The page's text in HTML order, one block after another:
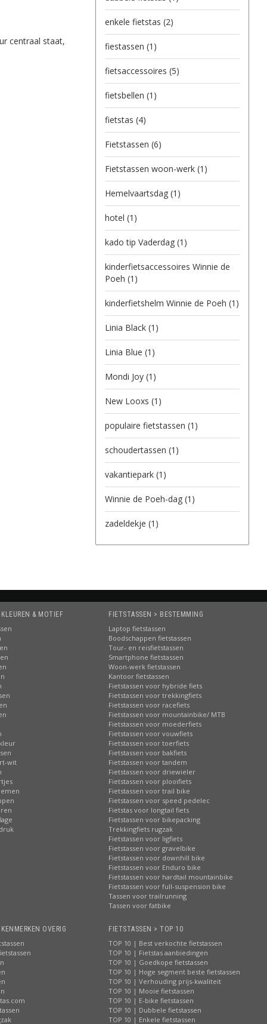
centraal staat,
enkele fietstas (2)
fiestassen (1)
fietsaccessoires (5)
fietsbellen (1)
fietstas (4)
Fietstassen (6)
Fietstassen woon-werk (1)
Hemelvaartsdag (1)
hotel (1)
kado tip Vaderdag (1)
kinderfietsaccessoires Winnie de
Poeh (1)
kinderfietshelm Winnie de Poeh (1)
Linia Black (1)
Linia Blue (1)
Mondi Joy (1)
New Looxs (1)
populaire fietstassen (1)
schoudertassen (1)
vakantiepark (1)
Winnie de Poeh-dag (1)
zadeldekje (1)
& MOTIEF
wit
FIETSTASSEN > BESTEMMING
Laptop fietstassen
Boodschappen fietstassen
Tour- en reisfietstassen
Smartphone fietstassen
Woon-werk fietstassen
Kantoor fietstassen
Fietstassen voor hybride fiets
Fietstassen voor trekkingfiets
Fietstassen voor racefiets
Fietstassen voor mountainbike/ MTB
Fietstassen voor moederfiets
Fietstassen voor vouwfiets
Fietstassen voor toerfiets
Fietstassen voor bakfiets
Fietstassen voor tandem
Fietstassen voor driewieler
Fietstassen voor plooifiets
Fietstassen voor trail bike
Fietstassen voor speed pedelec
Fietstas voor longtail fiets
Fietstassen voor bikepacking
Trekkingfiets rugzak
Fietstassen voor ligfiets
Fietstassen voor gravelbike
Fietstassen voor downhill bike
Fietstassen voor Enduro bike
Fietstassen voor hardtail mountainbike
Fietstassen voor full-suspension bike
Tassen voor trailrunning
Tassen voor fatbike
OVERIG FIETSTASSEN > TOP 10
TOP 10 | Best verkochte fietstassen
TOP 10 | Fietstas aanbiedingen
TOP 10 | Goedkope fietstassen
TOP 10 | Hoge segment beste fietstassen
TOP 10 | Verhouding prijs-kwaliteit
TOP 10 | Mooie fietstassen
TOP 10 | E-bike fietstassen
TOP 10 | Dubbele fietstassen
TOP 10 | Enkele fietstassen